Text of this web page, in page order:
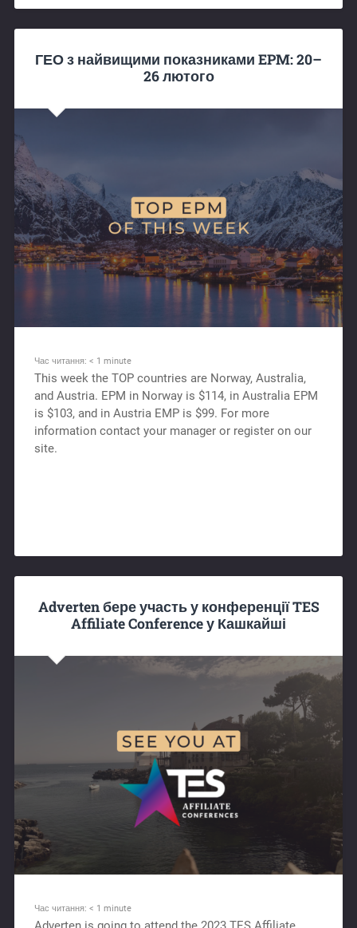
ГЕО з найвищими показниками EPM: 20–
26 лютого
Час читання: < 1 minute
This week the TOP countries are Norway, Australia,
and Austria. EPM in Norway is $114, in Australia EPM
is $103, and in Austria EMP is $99. For more
information contact your manager or register on our
site.
Adverten бере участь у конференції TES
Affiliate Conference у Кашкайші
Час читання: < 1 minute